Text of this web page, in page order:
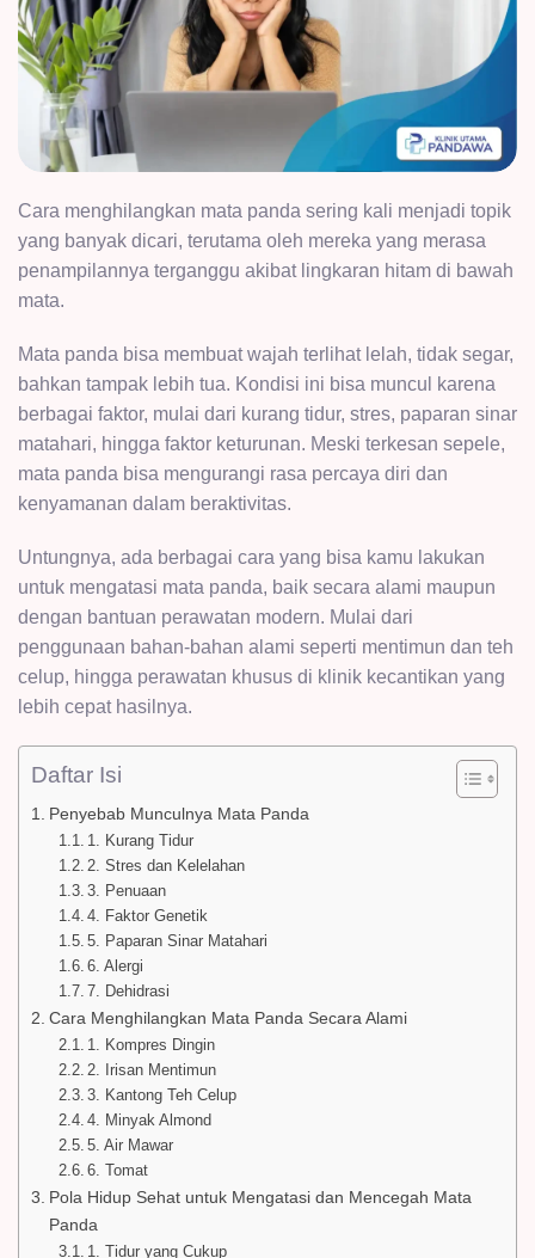
Cara menghilangkan mata panda sering kali menjadi topik
yang banyak dicari, terutama oleh mereka yang merasa
penampilannya terganggu akibat lingkaran hitam di bawah
mata.
Mata panda bisa membuat wajah terlihat lelah, tidak segar,
bahkan tampak lebih tua. Kondisi ini bisa muncul karena
berbagai faktor, mulai dari kurang tidur, stres, paparan sinar
matahari, hingga faktor keturunan. Meski terkesan sepele,
mata panda bisa mengurangi rasa percaya diri dan
kenyamanan dalam beraktivitas.
Untungnya, ada berbagai cara yang bisa kamu lakukan
untuk mengatasi mata panda, baik secara alami maupun
dengan bantuan perawatan modern. Mulai dari
penggunaan bahan-bahan alami seperti mentimun dan teh
celup, hingga perawatan khusus di klinik kecantikan yang
lebih cepat hasilnya.
Daftar Isi
Penyebab Munculnya Mata Panda
1. Kurang Tidur
2. Stres dan Kelelahan
3. Penuaan
4. Faktor Genetik
5. Paparan Sinar Matahari
6. Alergi
7. Dehidrasi
Cara Menghilangkan Mata Panda Secara Alami
1. Kompres Dingin
2. Irisan Mentimun
3. Kantong Teh Celup
4. Minyak Almond
5. Air Mawar
6. Tomat
Pola Hidup Sehat untuk Mengatasi dan Mencegah Mata
Panda
1. Tidur yang Cukup